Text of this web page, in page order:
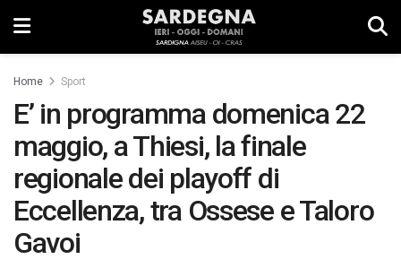
Home Sport
E’ in programma domenica 22
maggio, a Thiesi, la finale
regionale dei playoff di
Eccellenza, tra Ossese e Taloro
Gavoi